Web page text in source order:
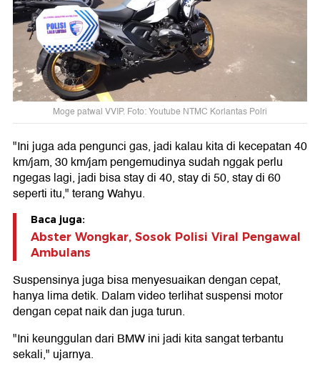
Moge patwal VVIP. Foto: Youtube NTMC Korlantas Polri
"Ini juga ada pengunci gas, jadi kalau kita di kecepatan 40
km/jam, 30 km/jam pengemudinya sudah nggak perlu
ngegas lagi, jadi bisa stay di 40, stay di 50, stay di 60
seperti itu," terang Wahyu.
Baca juga:
Abster Wongkar, Sosok Polisi Viral Pengawal
Ambulans
Suspensinya juga bisa menyesuaikan dengan cepat,
hanya lima detik. Dalam video terlihat suspensi motor
dengan cepat naik dan juga turun.
"Ini keunggulan dari BMW ini jadi kita sangat terbantu
sekali," ujarnya.